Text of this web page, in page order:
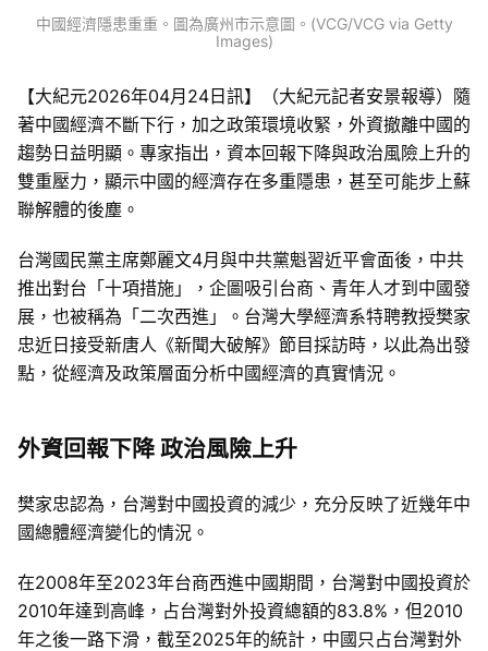
中國經濟隱患重重。圖為廣州市示意圖。(VCG/VCG via Getty
Images)
【大紀元2026年04月24日訊】
（大紀元記者安景報導）隨
著中國經濟不斷下行，加之政策環境收緊，外資撤離中國的
趨勢日益明顯。專家指出，資本回報下降與政治風險上升的
雙重壓力，顯示中國的經濟存在多重隱患，甚至可能步上蘇
聯解體的後塵。
台灣國民黨主席鄭麗文4月與中共黨魁習近平會面後，中共
推出對台「十項措施」，企圖吸引台商、青年人才到中國發
展，也被稱為「二次西進」。台灣大學經濟系特聘教授樊家
忠近日接受新唐人《新聞大破解》節目採訪時，以此為出發
點，從經濟及政策層面分析中國經濟的真實情況。
外資回報下降 政治風險上升
樊家忠認為，台灣對中國投資的減少，充分反映了近幾年中
國總體經濟變化的情況。
在2008年至2023年台商西進中國期間，台灣對中國投資於
2010年達到高峰，占台灣對外投資總額的83.8%，但2010
年之後一路下滑，截至2025年的統計，中國只占台灣對外